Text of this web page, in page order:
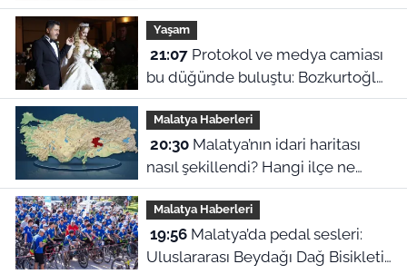
yapılıyormuş
Yaşam
21:07Protokol ve medya camiası
bu düğünde buluştu: Bozkurtoğlu
ailesinin mutlu günü
Malatya Haberleri
20:30Malatya’nın idari haritası
nasıl şekillendi? Hangi ilçe ne
zaman ilçe oldu?
Malatya Haberleri
19:56Malatya’da pedal sesleri:
Uluslararası Beydağı Dağ Bisikleti